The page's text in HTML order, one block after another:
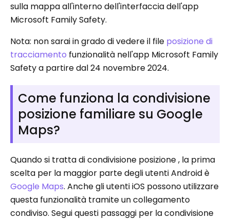
sulla mappa all'interno dell'interfaccia dell'app
Microsoft Family Safety.
Nota: non sarai in grado di vedere il file posizione di
tracciamento funzionalità nell'app Microsoft Family
Safety a partire dal 24 novembre 2024.
Come funziona la condivisione
posizione familiare su Google
Maps?
Quando si tratta di condivisione posizione , la prima
scelta per la maggior parte degli utenti Android è
Google Maps. Anche gli utenti iOS possono utilizzare
questa funzionalità tramite un collegamento
condiviso. Segui questi passaggi per la condivisione